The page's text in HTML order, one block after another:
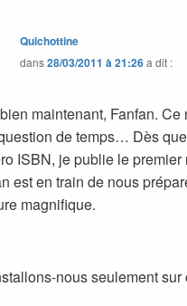
Quichottine
dans28/03/2011 à 21:26a dit :
maintenant, Fanfan. Ce
de temps… Dès
ISBN, je publie le premier
est en train de nous
magnifique.
nous seulement sur